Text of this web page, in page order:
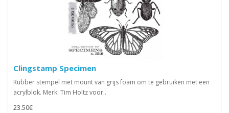
Clingstamp Specimen
Rubber stempel met mount van grijs foam om te gebruiken met een
acrylblok. Merk: Tim Holtz voor..
23.50€